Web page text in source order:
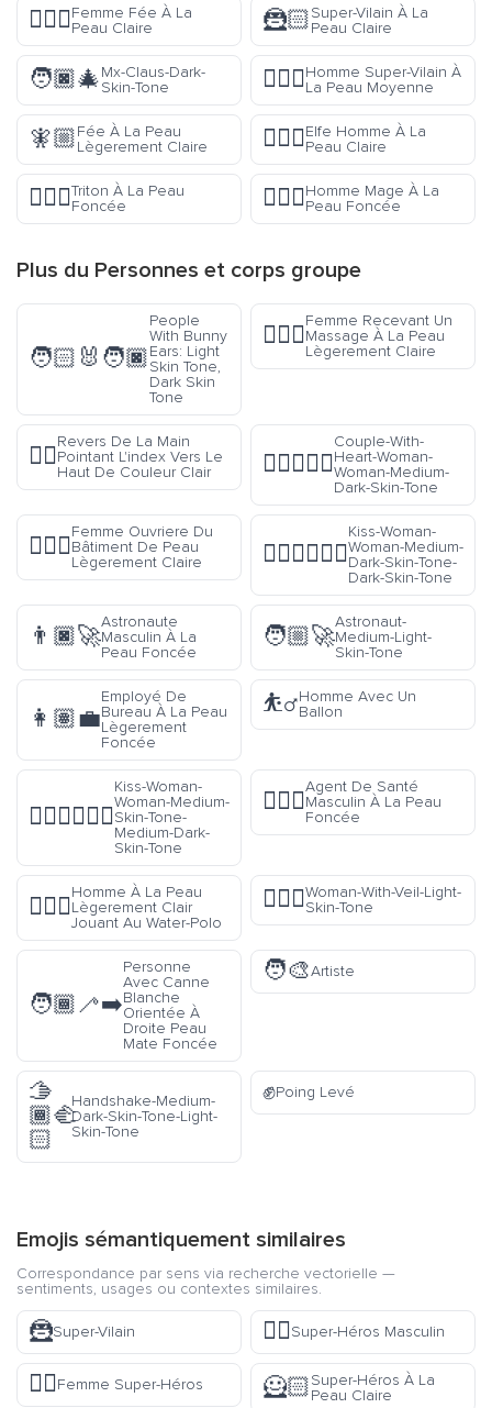
🧚🏻‍♀️Femme Fée À La
Peau Claire
🦹🏻Super-Vilain À La
Peau Claire
🧑🏿‍🎄Mx-Claus-Dark-
Skin-Tone
🦹🏽‍♂️Homme Super-Vilain À
La Peau Moyenne
🧚🏼Fée À La Peau
Lègerement Claire
🧝🏻‍♂️Elfe Homme À La
Peau Claire
🧜🏿‍♂️Triton À La Peau
Foncée
🧙🏿‍♂️Homme Mage À La
Peau Foncée
Plus du Personnes et corps groupe
🧑🏻‍🐰‍🧑🏿
People
With Bunny
Ears: Light
Skin Tone,
Dark Skin
Tone
💆🏼‍♀️
Femme Recevant Un
Massage À La Peau
Lègerement Claire
👆🏻
Revers De La Main
Pointant L'index Vers Le
Haut De Couleur Clair
👩🏾‍❤️‍👩🏾
Couple-With-
Heart-Woman-
Woman-Medium-
Dark-Skin-Tone
👷🏼‍♀️
Femme Ouvriere Du
Bâtiment De Peau
Lègerement Claire
👩🏾‍❤️‍💋‍👩🏿
Kiss-Woman-
Woman-Medium-
Dark-Skin-Tone-
Dark-Skin-Tone
👨🏿‍🚀
Astronaute
Masculin À La
Peau Foncée
🧑🏼‍🚀
Astronaut-
Medium-Light-
Skin-Tone
👩🏽‍💼
Employé De
Bureau À La Peau
Lègerement
Foncée
⛹️‍♂️Homme Avec Un
Ballon
👩🏽‍❤️‍💋‍👩🏾
Kiss-Woman-
Woman-Medium-
Skin-Tone-
Medium-Dark-
Skin-Tone
👨🏿‍⚕️
Agent De Santé
Masculin À La Peau
Foncée
🤽🏼‍♂️
Homme À La Peau
Lègerement Clair
Jouant Au Water-Polo
👰🏻‍♀️Woman-With-Veil-Light-
Skin-Tone
🧑🏾‍🦯‍➡️
Personne
Avec Canne
Blanche
Orientée À
Droite Peau
Mate Foncée
🧑‍🎨Artiste
🫱
🏾‍🫲
🏻
Handshake-Medium-
Dark-Skin-Tone-Light-
Skin-Tone
✊Poing Levé
Emojis sémantiquement similaires
Correspondance par sens via recherche vectorielle —
sentiments, usages ou contextes similaires.
🦹Super-Vilain 🦸‍♂️Super-Héros Masculin
🦸‍♀️Femme Super-Héros 🦸🏻Super-Héros À La
Peau Claire